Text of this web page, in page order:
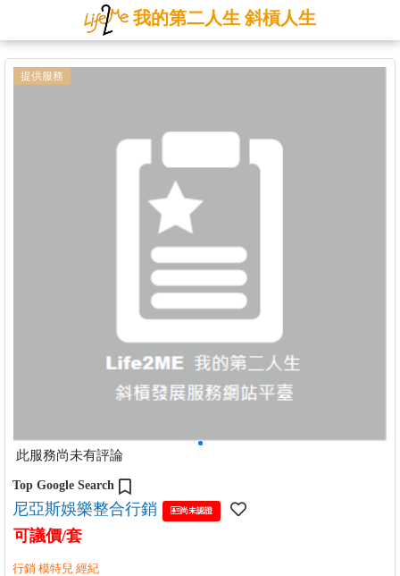
我的第二人生 斜槓人生
提供服務
此服務尚未有評論
Top Google Search
尼亞斯娛樂整合行銷 尚未認證
可議價/套
行銷 模特兒 經紀